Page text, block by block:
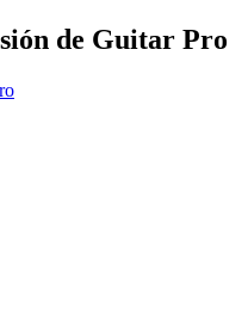
de Guitar Pro